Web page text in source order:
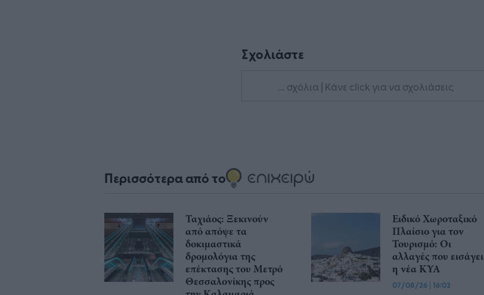
Σχολιάστε
... σχόλια | Κάνε click για να σχολιάσεις
Περισσότερα από το
Ταχιάος: Ξεκινούν
από απόψε τα
δοκιμαστικά
δρομολόγια της
επέκτασης του Μετρό
Θεσσαλονίκης προς
Ειδικό Χωροταξικό
Πλαίσιο για τον
Τουρισμό: Οι
αλλαγές που εισάγει
η νέα ΚΥΑ
07/08/26 | 16:03